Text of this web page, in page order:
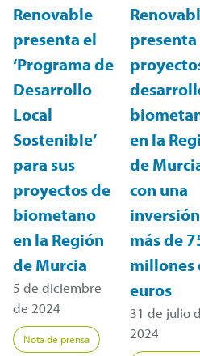
Renovable
presenta el
‘Programa de
Desarrollo
Local
Sostenible’
para sus
proyectos de
biometano
en la Región
de Murcia
5 de diciembre
de 2024
Nota de prensa
en la
de
con una
más de
millones
euros
31 de julio
2024